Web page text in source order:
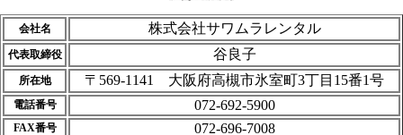
会社名 株式会社サワムラレンタル
代表取締役 谷良子
所在地 〒569-1141 大阪府高槻市氷室町3丁目15番1号
電話番号 072-692-5900
FAX番号 072-696-7008